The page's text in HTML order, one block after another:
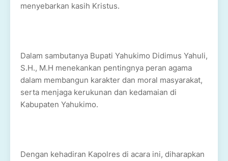
menyebarkan kasih Kristus.
Dalam sambutanya Bupati Yahukimo Didimus Yahuli,
S.H., M.H menekankan pentingnya peran agama
dalam membangun karakter dan moral masyarakat,
serta menjaga kerukunan dan kedamaian di
Kabupaten Yahukimo.
Dengan kehadiran Kapolres di acara ini, diharapkan